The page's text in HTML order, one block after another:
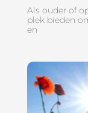
Als ouder of
plek bieden
en